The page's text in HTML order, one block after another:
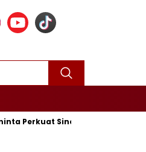
Perkuat Sinergi